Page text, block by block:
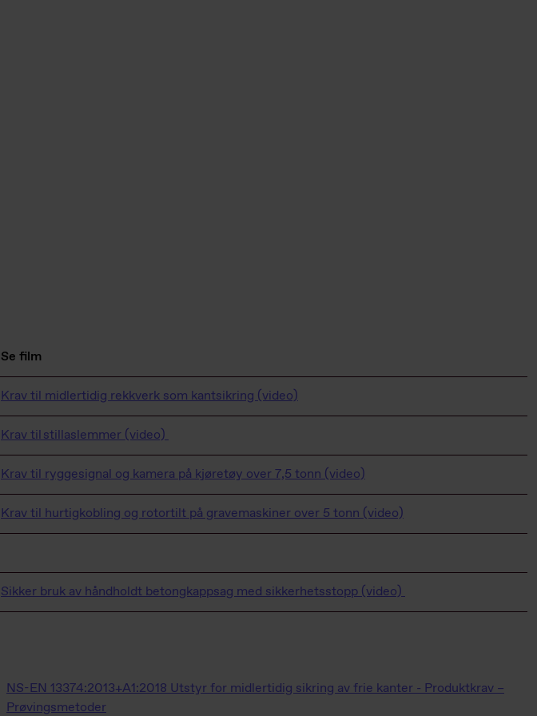
Se film
Krav til midlertidig rekkverk som kantsikring (video)
Krav til stillaslemmer (video)
Krav til ryggesignal og kamera på kjøretøy over 7,5 tonn (video)
Krav til hurtigkobling og rotortilt på gravemaskiner over 5 tonn (video)
Sikker bruk av håndholdt betongkappsag med sikkerhetsstopp (video)
NS-EN 13374:2013+A1:2018 Utstyr for midlertidig sikring av frie kanter - Produktkrav –
Prøvingsmetoder